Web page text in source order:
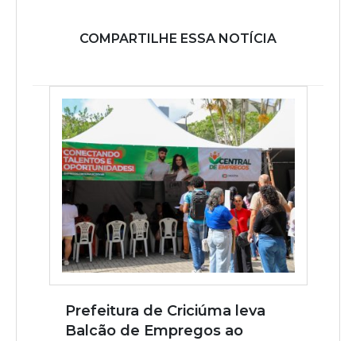
COMPARTILHE ESSA NOTÍCIA
Prefeitura de Criciúma leva
Balcão de Empregos ao